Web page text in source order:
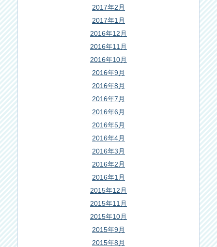
2017年2月
2017年1月
2016年12月
2016年11月
2016年10月
2016年9月
2016年8月
2016年7月
2016年6月
2016年5月
2016年4月
2016年3月
2016年2月
2016年1月
2015年12月
2015年11月
2015年10月
2015年9月
2015年8月